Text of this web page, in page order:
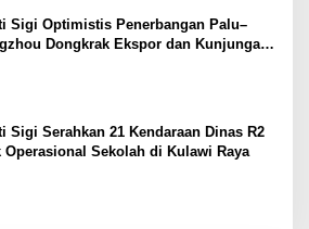
Sigi Optimistis Penerbangan Palu–
Dongkrak Ekspor dan Kunjungan
Sigi Serahkan 21 Kendaraan Dinas R2
Operasional Sekolah di Kulawi Raya